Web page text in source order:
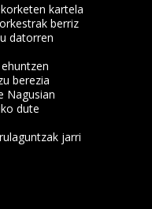
kartela
berriz
datorren
berezia
Nagusian
dute
jarri